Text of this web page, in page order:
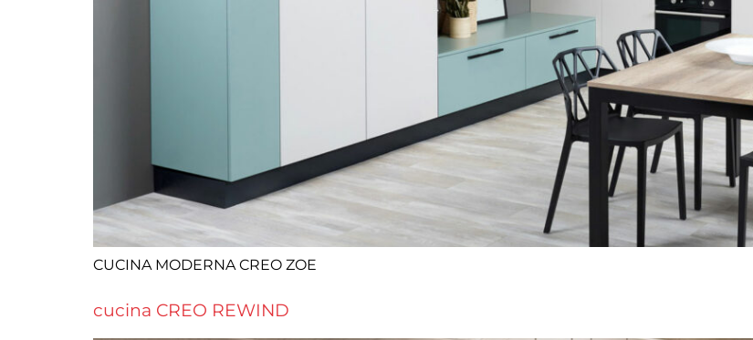
CUCINA MODERNA CREO ZOE
cucina CREO REWIND